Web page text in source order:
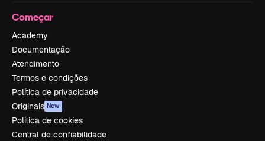
Começar
Academy
Documentação
Atendimento
Termos e condições
Política de privacidade
Originais New
Política de cookies
Central de confiabilidade